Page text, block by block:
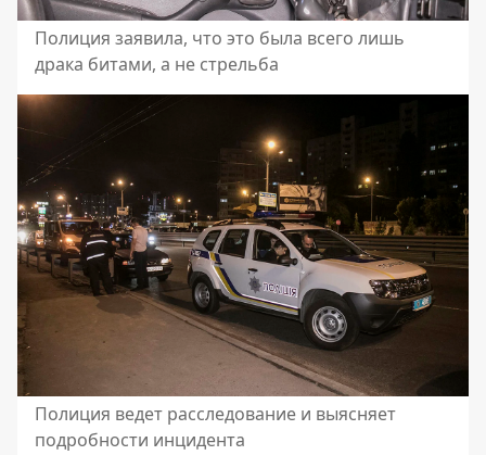
Полиция заявила, что это была всего лишь
драка битами, а не стрельба
Полиция ведет расследование и выясняет
подробности инцидента